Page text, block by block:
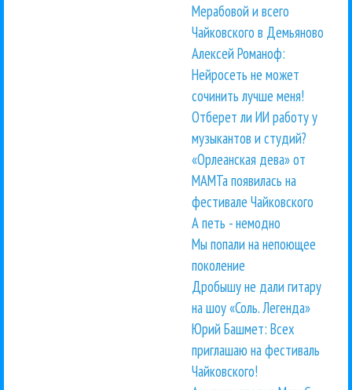
Мерабовой и всего
Чайковского в Демьяново
Алексей Романоф:
Нейросеть не может
сочинить лучше меня!
Отберет ли ИИ работу у
музыкантов и студий?
«Орлеанская дева» от
МАМТа появилась на
фестивале Чайковского
А петь - немодно
Мы попали на непоющее
поколение
Дробышу не дали гитару
на шоу «Соль. Легенда»
Юрий Башмет: Всех
приглашаю на фестиваль
Чайковского!